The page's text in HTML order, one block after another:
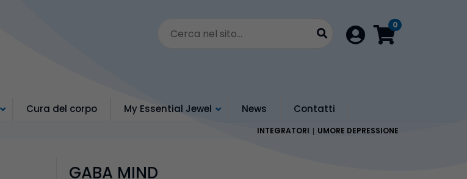
0
Login
Cura del corpo My Essential Jewel News Contatti
INTEGRATORI UMORE DEPRESSIONE
GABA MIND